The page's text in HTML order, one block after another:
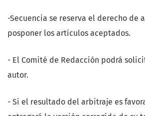
-Secuencia se reserva el derecho de
posponer los artículos aceptados.
- El Comité de Redacción podrá
autor.
- Si el resultado del arbitraje es